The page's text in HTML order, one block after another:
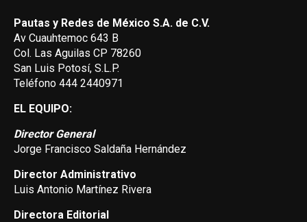
Pautas y Redes de México S.A. de C.V.
Av Cuauhtemoc 643 B
Col. Las Aguilas CP 78260
San Luis Potosí, S.L.P.
Teléfono 444 2440971
EL EQUIPO:
Director General
Jorge Francisco Saldaña Hernández
Director Administrativo
Luis Antonio Martínez Rivera
Directora Editorial